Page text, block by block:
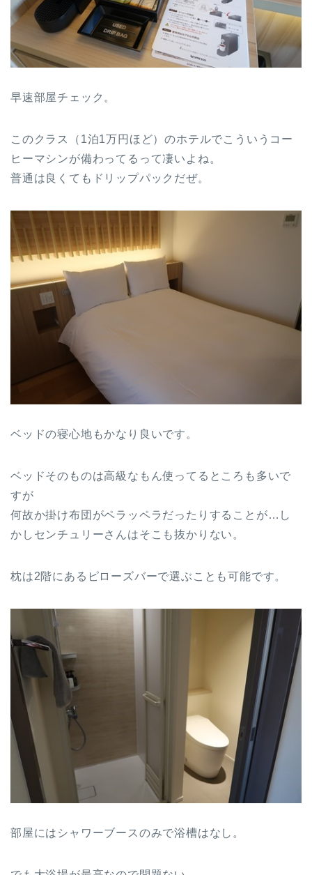
早速部屋チェック。
このクラス（1泊1万円ほど）のホテルでこういうコー
ヒーマシンが備わってるって凄いよね。
普通は良くてもドリップパックだぜ。
ベッドの寝心地もかなり良いです。
ベッドそのものは高級なもん使ってるところも多いで
すが
何故か掛け布団がペラッペラだったりすることが…し
かしセンチュリーさんはそこも抜かりない。
枕は2階にあるピローズバーで選ぶことも可能です。
部屋にはシャワーブースのみで浴槽はなし。